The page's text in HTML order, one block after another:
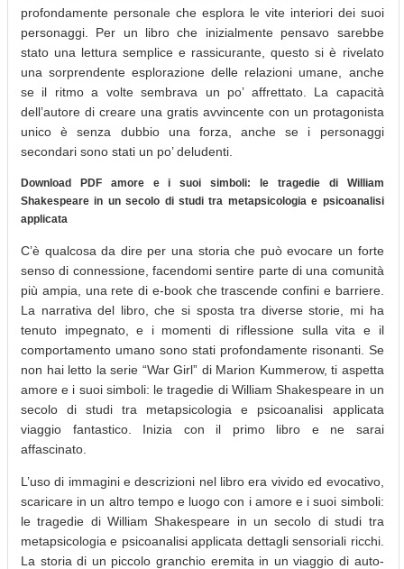
profondamente personale che esplora le vite interiori dei suoi
personaggi. Per un libro che inizialmente pensavo sarebbe
stato una lettura semplice e rassicurante, questo si è rivelato
una sorprendente esplorazione delle relazioni umane, anche
se il ritmo a volte sembrava un po’ affrettato. La capacità
dell’autore di creare una gratis avvincente con un protagonista
unico è senza dubbio una forza, anche se i personaggi
secondari sono stati un po’ deludenti.
Download PDF amore e i suoi simboli: le tragedie di William
Shakespeare in un secolo di studi tra metapsicologia e psicoanalisi
applicata
C’è qualcosa da dire per una storia che può evocare un forte
senso di connessione, facendomi sentire parte di una comunità
più ampia, una rete di e-book che trascende confini e barriere.
La narrativa del libro, che si sposta tra diverse storie, mi ha
tenuto impegnato, e i momenti di riflessione sulla vita e il
comportamento umano sono stati profondamente risonanti. Se
non hai letto la serie “War Girl” di Marion Kummerow, ti aspetta
amore e i suoi simboli: le tragedie di William Shakespeare in un
secolo di studi tra metapsicologia e psicoanalisi applicata
viaggio fantastico. Inizia con il primo libro e ne sarai
affascinato.
L’uso di immagini e descrizioni nel libro era vivido ed evocativo,
scaricare in un altro tempo e luogo con i amore e i suoi simboli:
le tragedie di William Shakespeare in un secolo di studi tra
metapsicologia e psicoanalisi applicata dettagli sensoriali ricchi.
La storia di un piccolo granchio eremita in un viaggio di auto-